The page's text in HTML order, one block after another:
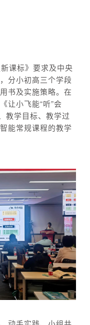
课标》要求及中央
分小初高三个学段
书及实施策略。在
让小飞能“听”会
教学目标、教学过
能常规课程的教学